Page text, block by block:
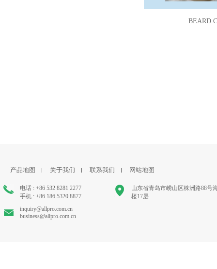
BEARD
产品地图 关于我们 联系我们 网站地图
电话 : +86 532 8281 2277
手机 : +86 186 5320 8877
inquiry@allpro.com.cn
business@allpro.com.cn
山东省青岛市崂山区株洲路88号
楼17层